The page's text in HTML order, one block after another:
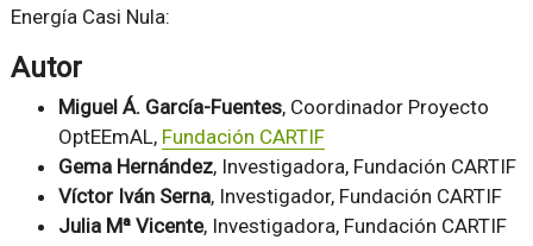
Energía Casi Nula:
Autor
Miguel Á. García-Fuentes, Coordinador Proyecto
OptEEmAL, Fundación CARTIF
Gema Hernández, Investigadora, Fundación CARTIF
Víctor Iván Serna, Investigador, Fundación CARTIF
Julia Mª Vicente, Investigadora, Fundación CARTIF